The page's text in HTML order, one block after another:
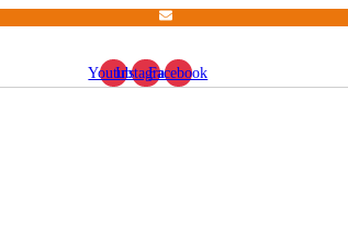
YoutubeInstagramFacebook